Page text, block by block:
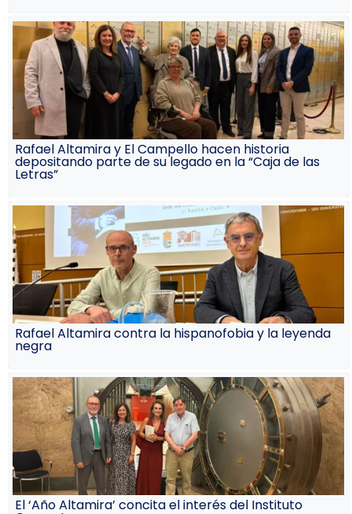
Rafael Altamira y El Campello hacen historia
depositando parte de su legado en la “Caja de las
Letras”
Rafael Altamira contra la hispanofobia y la leyenda
negra
El ‘Año Altamira’ concita el interés del Instituto